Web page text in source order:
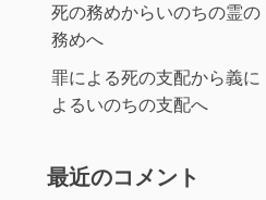
死の務めからいのちの霊の
務めへ
罪による死の支配から義に
よるいのちの支配へ
最近のコメント